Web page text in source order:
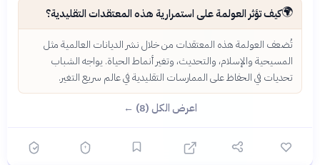
🌍كيف تؤثر العولمة على استمرارية هذه المعتقدات التقليدية؟
تُضعف العولمة هذه المعتقدات من خلال نشر الديانات العالمية مثل
المسيحية والإسلام، والتحديث، وتغير أنماط الحياة. يواجه الشباب
تحديات في الحفاظ على الممارسات التقليدية في عالم سريع التغير.
اعرض الكل (8) ←